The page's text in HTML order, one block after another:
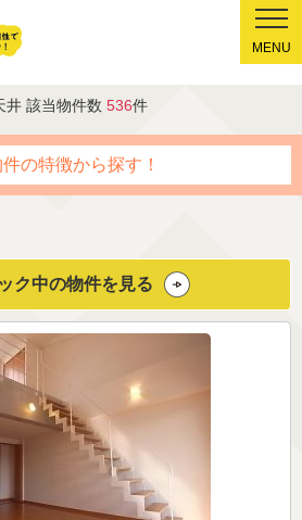
MENU
井 該当物件数 536件
の特徴から探す！
ク中の物件を見る